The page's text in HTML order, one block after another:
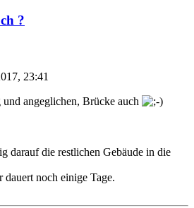
?
23:41
angeglichen, Brücke auch
darauf die restlichen Gebäude in die
dauert noch einige Tage.